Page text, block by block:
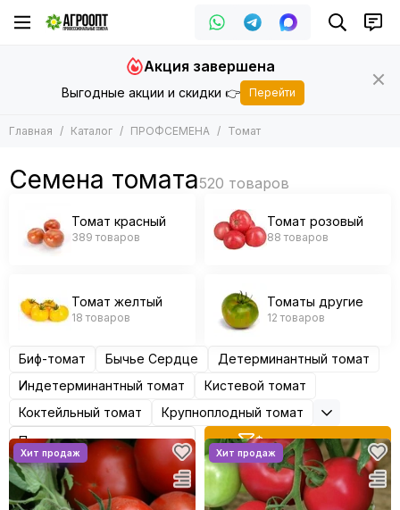
ПРОФСЕМЕНА
Горох
Дыня
Кабачок
Кукуруза
Морковь
Патиссон
Подвой
Редис
Редька
Салат
Свекла
Сельдерей
Томат
Томат красный
Томат желтый
Выгодные акции и скидки 👉
Акция завершена
Перейти
Главная Каталог ПРОФСЕМЕНА Томат
Семена томата
Томат красный
389 товаров
Томат розовый
88 товаров
Томат желтый
18 товаров
Томаты другие
12 товаров
Биф-томат Бычье Сердце
Детерминантный томат
Индетерминантный томат
Кистевой томат
Коктейльный томат
Крупноплодный томат
Фильтр товаров